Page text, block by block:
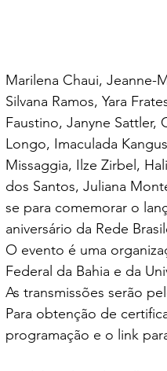
Marilena Chaui, Jeanne-
Silvana Ramos, Yara
Faustino, Janyne Sattler,
Longo, Imaculada
Missaggia, Ilze Zirbel,
dos Santos, Juliana
se para comemorar o
aniversário da Rede
O evento é uma
Federal da Bahia e da
As transmissões serão
Para obtenção de
programação e o link